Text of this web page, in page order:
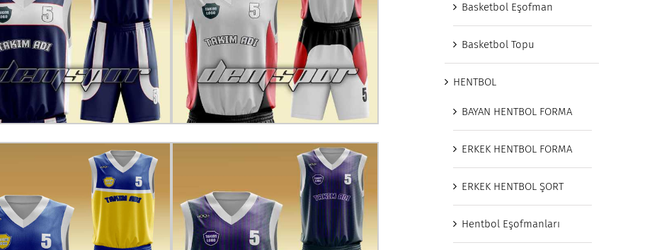
Basketbol Eşofman
Basketbol Topu
HENTBOL
BAYAN HENTBOL FORMA
ERKEK HENTBOL FORMA
ERKEK HENTBOL ŞORT
Hentbol Eşofmanları